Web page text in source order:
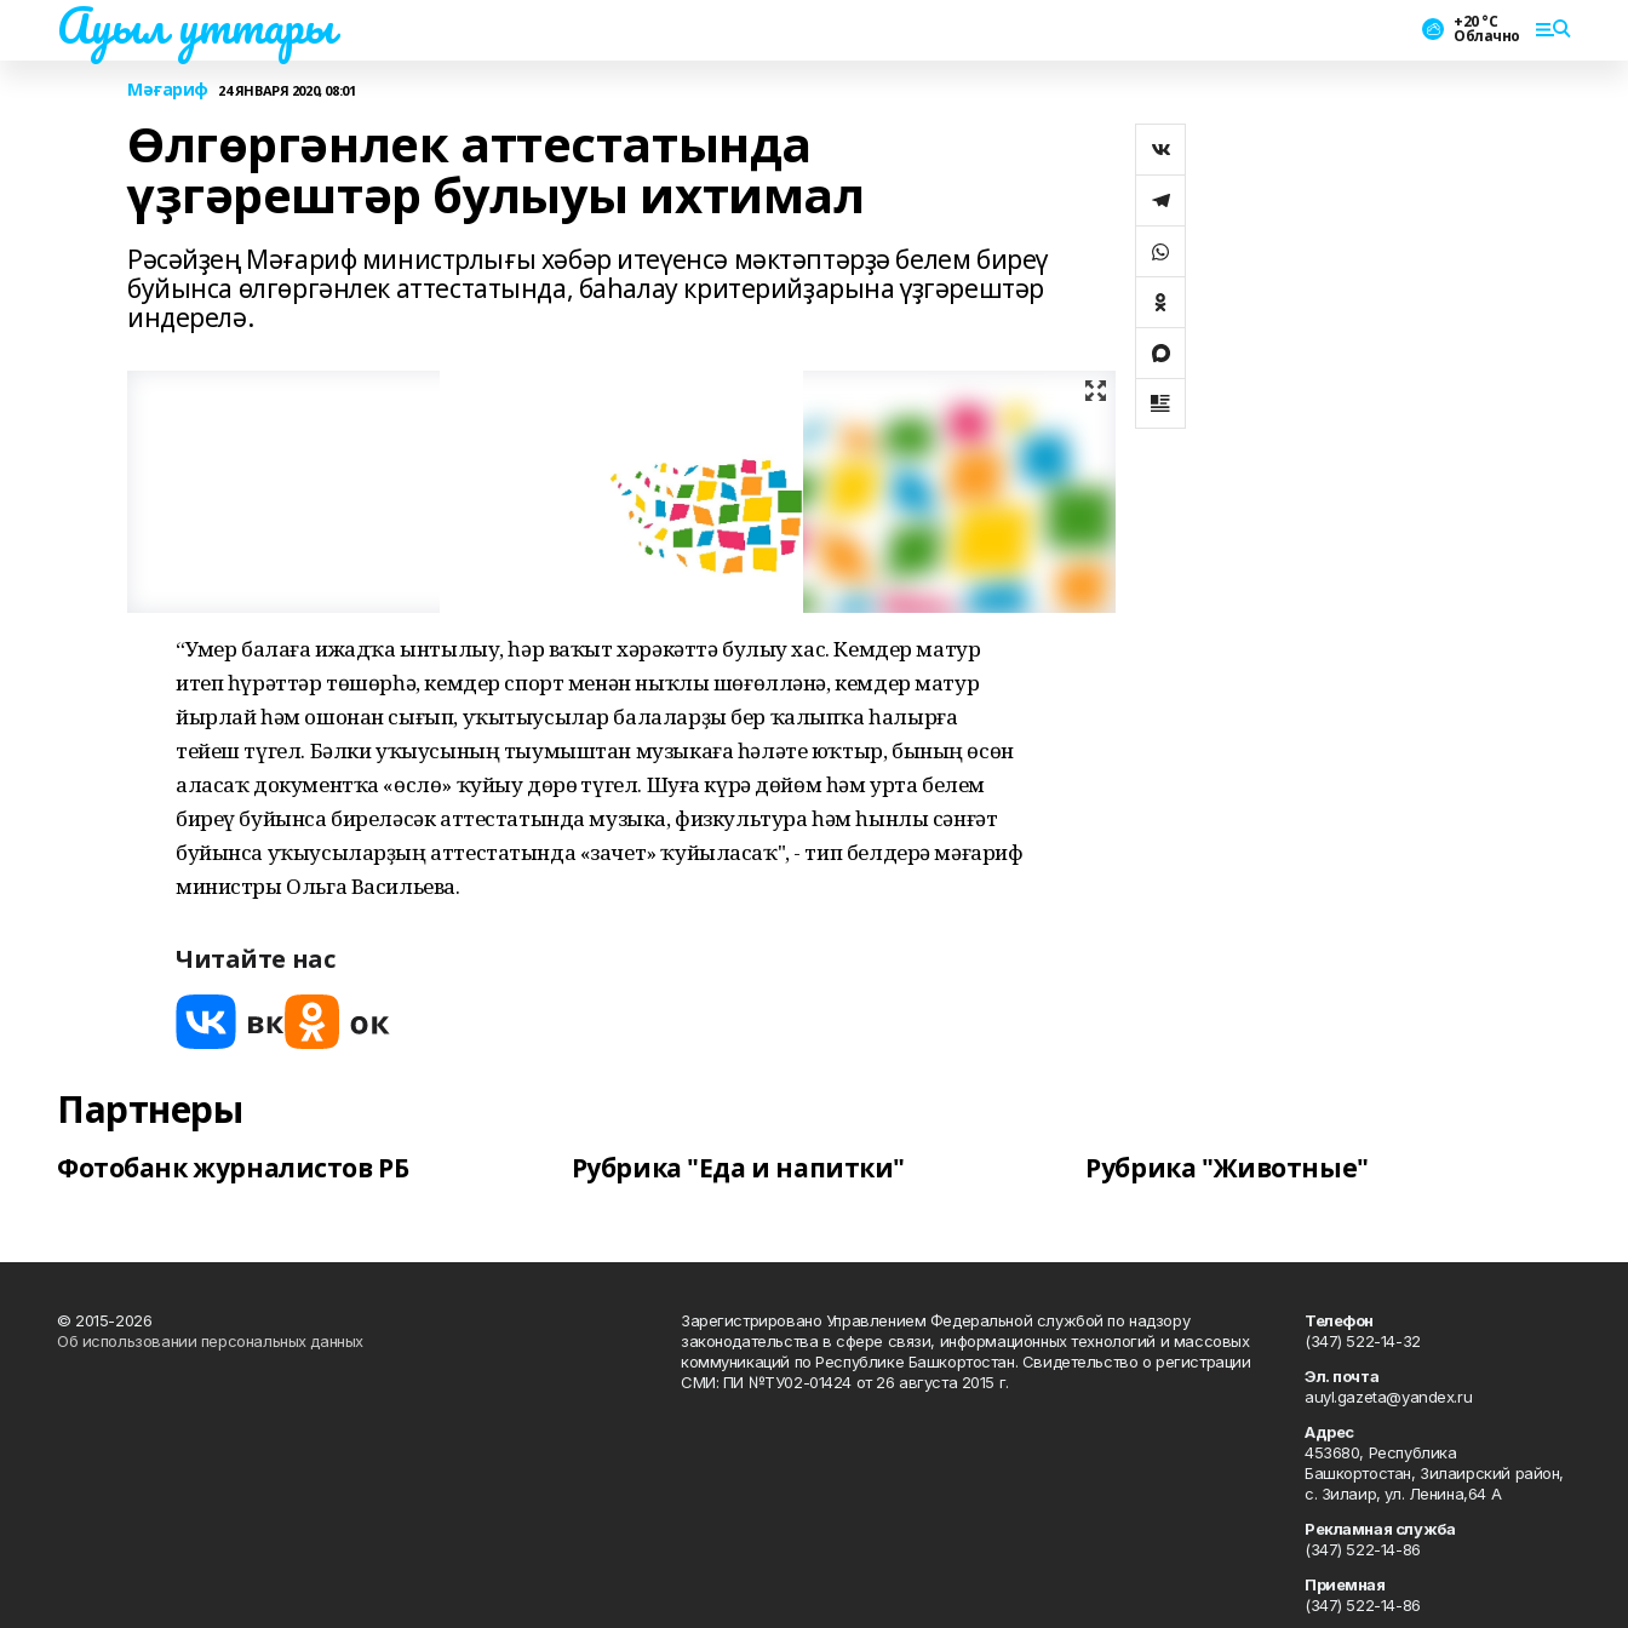
Ауыл уттары +20 °С
Облачно
Мәғариф 24 ЯНВАРЯ 2020, 08:01
Өлгөргәнлек аттестатында
үҙгәрештәр булыуы ихтимал
Рәсәйҙең Мәғариф министрлығы хәбәр итеүенсә мәктәптәрҙә белем биреү
буйынса өлгөргәнлек аттестатында, баһалау критерийҙарына үҙгәрештәр
индерелә.
“Уҫмер балаға ижадҡа ынтылыу, һәр ваҡыт хәрәкәттә булыу хас. Кемдер матур
итеп һүрәттәр төшөрһә, кемдер спорт менән ныҡлы шөғөлләнә, кемдер матур
йырлай һәм ошонан сығып, уҡытыусылар балаларҙы бер ҡалыпҡа һалырға
тейеш түгел. Бәлки уҡыусының тыумыштан музыкаға һәләте юҡтыр, бының өсөн
аласаҡ документҡа «өслө» ҡуйыу дөрөҫ түгел. Шуға күрә дөйөм һәм урта белем
биреү буйынса биреләсәк аттестатында музыка, физкультура һәм һынлы сәнғәт
буйынса уҡыусыларҙың аттестатында «зачет» ҡуйыласаҡ", - тип белдерә мәғариф
министры Ольга Васильева.
Читайте нас
Партнеры
Фотобанк журналистов РБ Рубрика "Еда и напитки" Рубрика "Животные"
© 2015-2026
Об использовании персональных данных
Зарегистрировано Управлением Федеральной службой по надзору
законодательства в сфере связи, информационных технологий и массовых
коммуникаций по Республике Башкортостан. Свидетельство о регистрации
СМИ: ПИ №ТУ02-01424 от 26 августа 2015 г.
Телефон
(347) 522-14-32
Эл. почта
auyl.gazeta@yandex.ru
Адрес
453680, Республика
Башкортостан, Зилаирский район,
с. Зилаир, ул. Ленина,64 А
Рекламная служба
(347) 522-14-86
Приемная
(347) 522-14-86